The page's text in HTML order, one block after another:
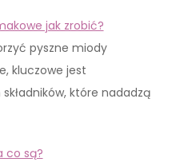
jak zrobić?
pyszne miody
kluczowe jest
które nadadzą
co są?